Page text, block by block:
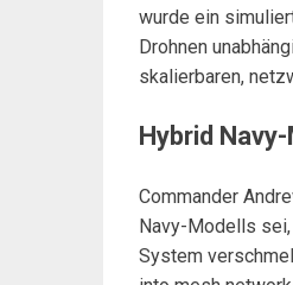
wurde ein
Drohnen
skalierbaren,
Hybrid
Commander
Navy-Modells
System